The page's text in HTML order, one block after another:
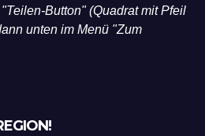
Button" (Quadrat mit Pfeil
unten im Menü "Zum